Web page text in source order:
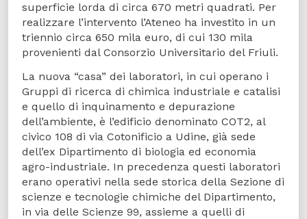
superficie lorda di circa 670 metri quadrati. Per
realizzare l’intervento l’Ateneo ha investito in un
triennio circa 650 mila euro, di cui 130 mila
provenienti dal Consorzio Universitario del Friuli.
La nuova “casa” dei laboratori, in cui operano i
Gruppi di ricerca di chimica industriale e catalisi
e quello di inquinamento e depurazione
dell’ambiente, è l’edificio denominato COT2, al
civico 108 di via Cotonificio a Udine, già sede
dell’ex Dipartimento di biologia ed economia
agro-industriale. In precedenza questi laboratori
erano operativi nella sede storica della Sezione di
scienze e tecnologie chimiche del Dipartimento,
in via delle Scienze 99, assieme a quelli di